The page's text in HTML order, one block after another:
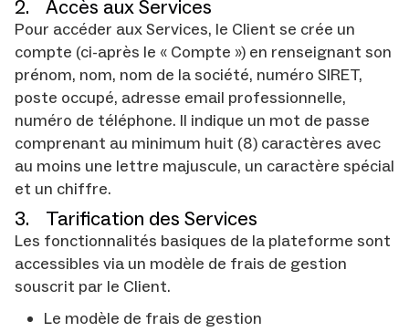
2. Accès aux Services
Pour accéder aux Services, le Client se crée un
compte (ci-après le « Compte ») en renseignant son
prénom, nom, nom de la société, numéro SIRET,
poste occupé, adresse email professionnelle,
numéro de téléphone. Il indique un mot de passe
comprenant au minimum huit (8) caractères avec
au moins une lettre majuscule, un caractère spécial
et un chiffre.
3. Tarification des Services
Les fonctionnalités basiques de la plateforme sont
accessibles via un modèle de frais de gestion
souscrit par le Client.
Le modèle de frais de gestion